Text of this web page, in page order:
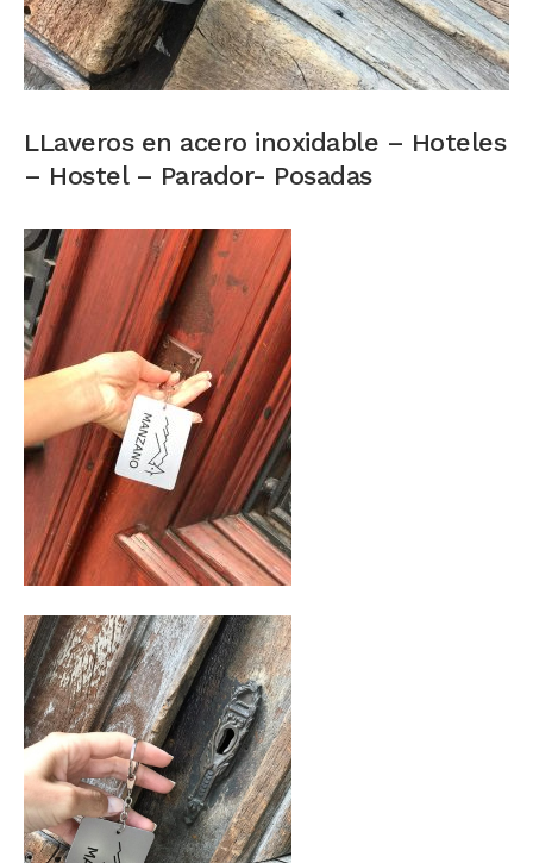
LLaveros en acero inoxidable – Hoteles
– Hostel – Parador- Posadas